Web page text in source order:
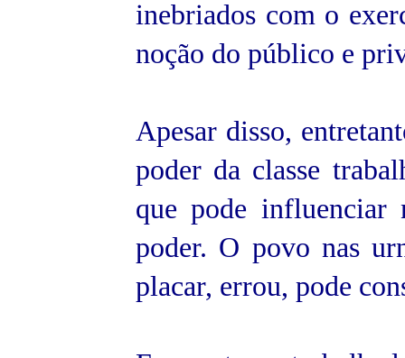
inebriados com o
noção do público e
Apesar disso,
poder da classe
que pode influenciar
poder. O povo nas
placar, errou, pode